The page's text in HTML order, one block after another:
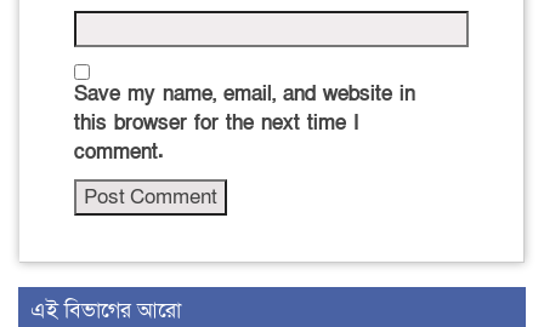
Save my name, email, and website in
this browser for the next time I
comment.
এই বিভাগের আরো